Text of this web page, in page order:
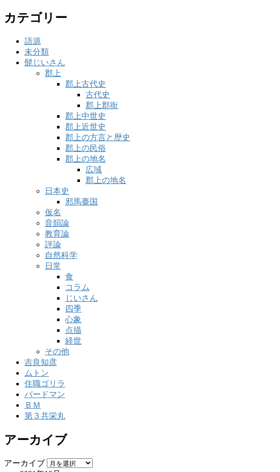
カテゴリー
語源
未分類
髭じいさん
郡上
郡上古代史
古代史
郡上郡衙
郡上中世史
郡上近世史
郡上の方言と歴史
郡上の民俗
郡上の地名
広域
郡上の地名
日本史
邪馬臺国
仮名
音韻論
教育論
評論
自然科学
日常
食
コラム
じいさん
四季
心象
点描
経世
その他
吉良知彦
ムトン
住職ゴリラ
バードマン
ＢＭ
第３共栄丸
アーカイブ
アーカイブ